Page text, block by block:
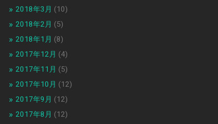
2018年3月 (10)
2018年2月 (5)
2018年1月 (8)
2017年12月 (4)
2017年11月 (5)
2017年10月 (12)
2017年9月 (12)
2017年8月 (12)